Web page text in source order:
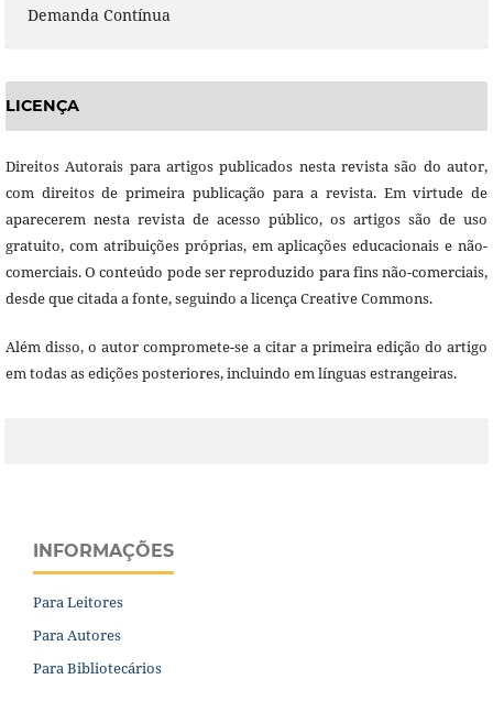
Demanda Contínua
LICENÇA
Direitos Autorais para artigos publicados nesta revista são do autor,
com direitos de primeira publicação para a revista. Em virtude de
aparecerem nesta revista de acesso público, os artigos são de uso
gratuito, com atribuições próprias, em aplicações educacionais e não-
comerciais. O conteúdo pode ser reproduzido para fins não-comerciais,
desde que citada a fonte, seguindo a licença Creative Commons.
Além disso, o autor compromete-se a citar a primeira edição do artigo
em todas as edições posteriores, incluindo em línguas estrangeiras.
INFORMAÇÕES
Para Leitores
Para Autores
Para Bibliotecários